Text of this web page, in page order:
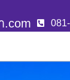
.com